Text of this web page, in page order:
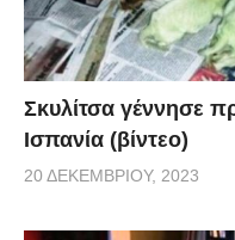
Σκυλίτσα γέννησε
Ισπανία (βίντεο)
20 ΔΕΚΕΜΒΡΊΟΥ, 2023